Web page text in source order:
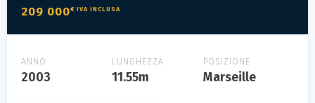
209 000€ IVA INCLUSA
ANNO
2003
LUNGHEZZA
11.55m
POSIZIONE
Marseille